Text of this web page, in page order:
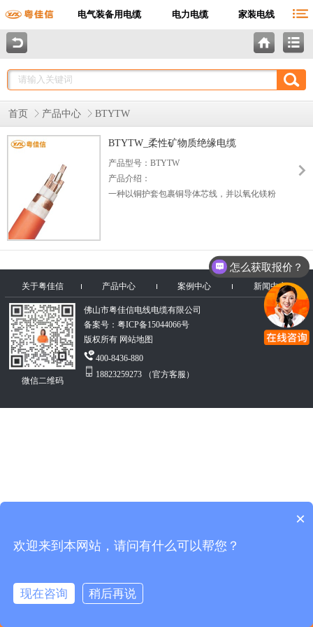
电气装备用电缆 电力电缆 家装电线
首页 产品中心 BTYTW
BTYTW_柔性矿物质绝缘电缆
产品型号：BTYTW
产品介绍：
一种以铜护套包裹铜导体芯线，并以氧化镁粉
（比如铝合金）代替铜护套包裹芯线和绝缘材
料，称为矿物绝缘金属护套电缆(Mineral
insulated metal sheathed cable (MIMS Cable)。
关于粤佳信 产品中心 案例中心 新闻中心
微信二维码
佛山市粤佳信电线电缆有限公司
备案号：粤ICP备15044066号
版权所有 网站地图
400-8436-880
18823259273 （官方客服）
怎么获取报价？
×
欢迎来到本网站，请问有什么可以帮您？
现在咨询 稍后再说